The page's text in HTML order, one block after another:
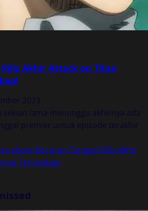
Rilis Akhir Attack on Titan
2023
sekian lama menunggu akhirnya ada
premier untuk episode terakhir
about Bocoran Tanggal Rilis Akhir
Terungkap!